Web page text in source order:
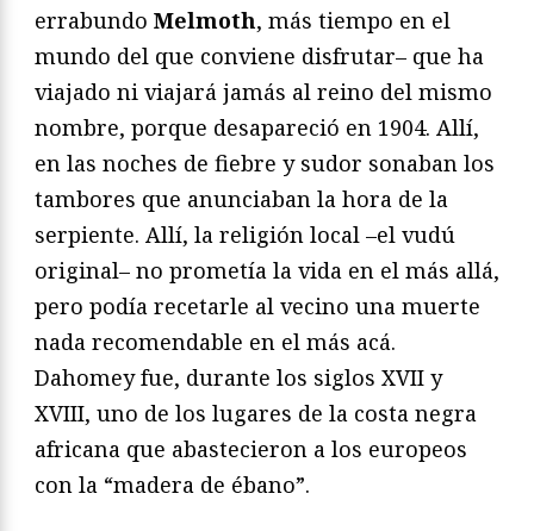
errabundo Melmoth, más tiempo en el
mundo del que conviene disfrutar– que ha
viajado ni viajará jamás al reino del mismo
nombre, porque desapareció en 1904. Allí,
en las noches de fiebre y sudor sonaban los
tambores que anunciaban la hora de la
serpiente. Allí, la religión local –el vudú
original– no prometía la vida en el más allá,
pero podía recetarle al vecino una muerte
nada recomendable en el más acá.
Dahomey fue, durante los siglos XVII y
XVIII, uno de los lugares de la costa negra
africana que abastecieron a los europeos
con la “madera de ébano”.